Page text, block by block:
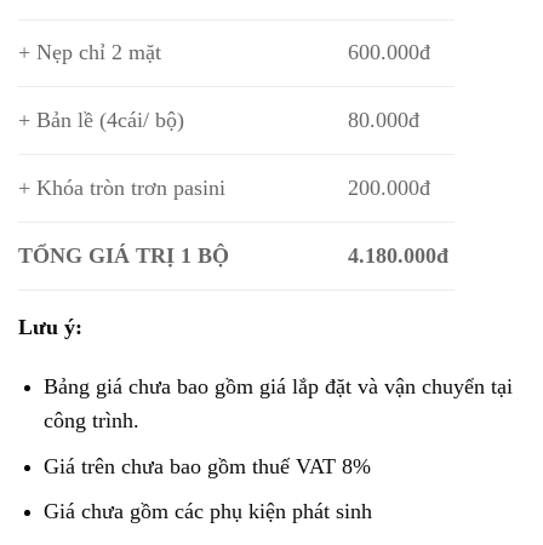
+ Nẹp chỉ 2 mặt 600.000đ
+ Bản lề (4cái/ bộ) 80.000đ
+ Khóa tròn trơn pasini 200.000đ
TỔNG GIÁ TRỊ 1 BỘ 4.180.000đ
Lưu ý:
Bảng giá chưa bao gồm giá lắp đặt và vận chuyển tại
công trình.
Giá trên chưa bao gồm thuế VAT 8%
Giá chưa gồm các phụ kiện phát sinh